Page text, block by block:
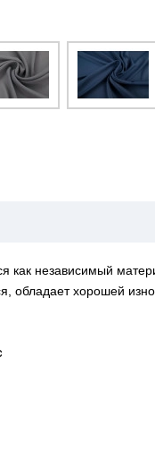
независимый
обладает хорошей